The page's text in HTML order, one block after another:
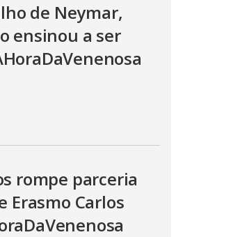
de Neymar,
ensinou a ser
rompe parceria
Erasmo Carlos